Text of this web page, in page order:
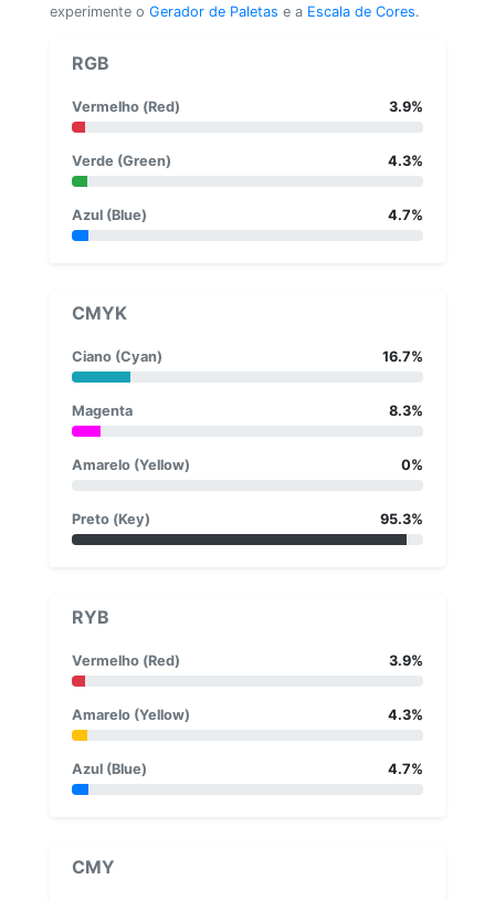
experimente o Gerador de Paletas e a Escala de Cores.
RGB
Vermelho (Red) 3.9%
Verde (Green) 4.3%
Azul (Blue) 4.7%
CMYK
Ciano (Cyan) 16.7%
Magenta 8.3%
Amarelo (Yellow) 0%
Preto (Key) 95.3%
RYB
Vermelho (Red) 3.9%
Amarelo (Yellow) 4.3%
Azul (Blue) 4.7%
CMY